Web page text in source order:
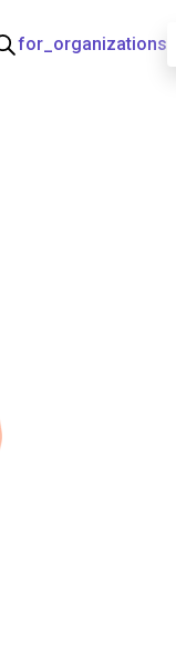
for_organizations